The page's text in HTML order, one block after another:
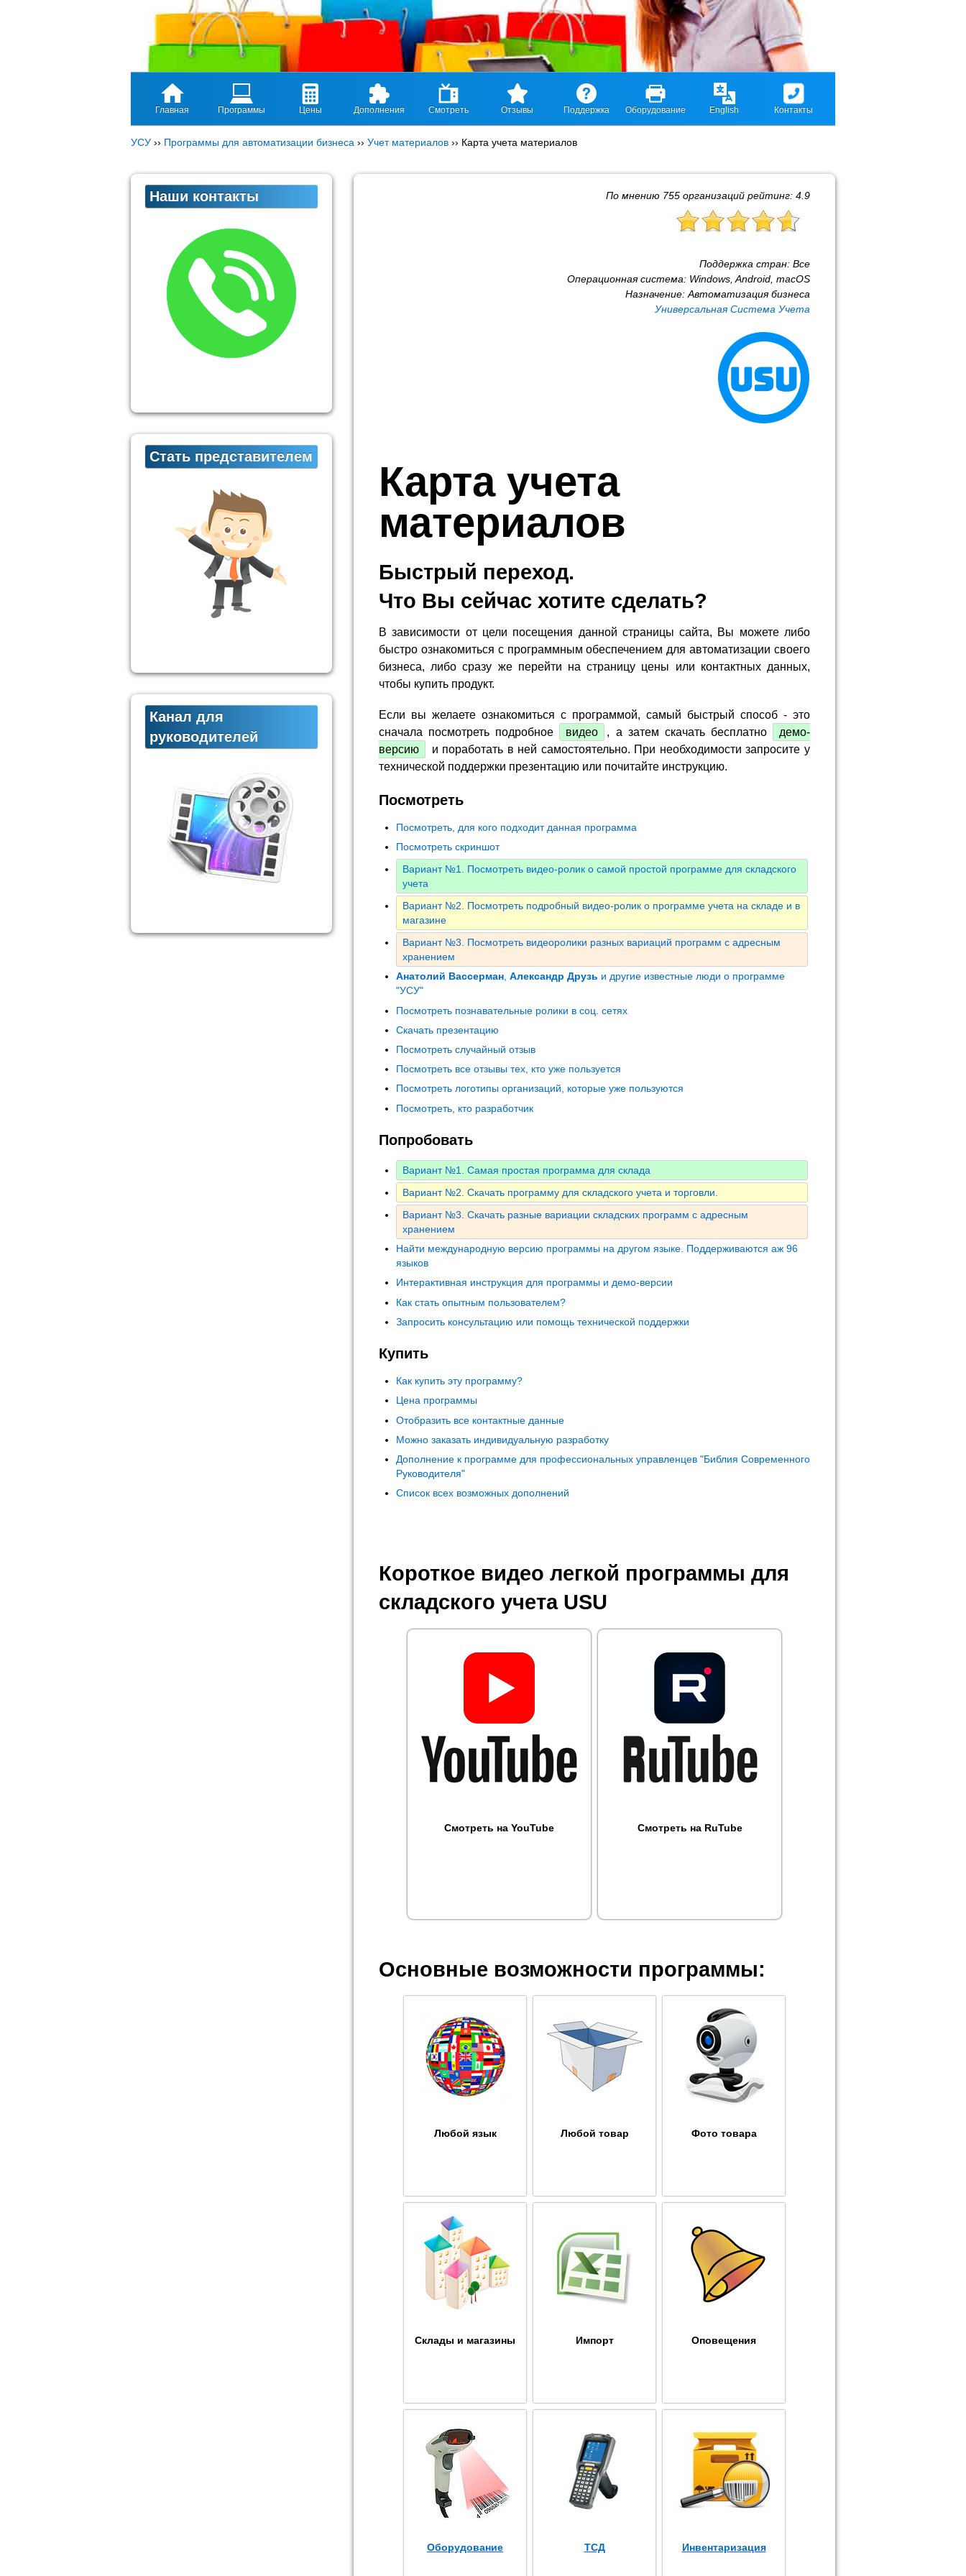
Главная Программы Цены Дополнения Смотреть Отзывы Поддержка Оборудование English Контакты
УСУ ›› Программы для автоматизации бизнеса ›› Учет материалов ›› Карта учета материалов
По мнению 755 организаций рейтинг: 4.9
Поддержка стран: Все
Операционная система: Windows, Android, macOS
Назначение: Автоматизация бизнеса
Универсальная Система Учета
Карта учета
материалов
Быстрый переход.
Что Вы сейчас хотите сделать?
В зависимости от цели посещения данной страницы сайта, Вы можете либо
быстро ознакомиться с программным обеспечением для автоматизации своего
бизнеса, либо сразу же перейти на страницу цены или контактных данных,
чтобы купить продукт.
Если вы желаете ознакомиться с программой, самый быстрый способ - это
сначала посмотреть подробное
видео , а затем скачать бесплатно
демо-
версию
и поработать в ней самостоятельно. При необходимости запросите у
технической поддержки презентацию или почитайте инструкцию.
Посмотреть
Посмотреть, для кого подходит данная программа
Посмотреть скриншот
Вариант №1. Посмотреть видео-ролик о самой простой программе для складского
учета
Вариант №2. Посмотреть подробный видео-ролик о программе учета на складе и в
магазине
Вариант №3. Посмотреть видеоролики разных вариаций программ с адресным
хранением
Анатолий Вассерман, Александр Друзь и другие известные люди о программе
"УСУ"
Посмотреть познавательные ролики в соц. сетях
Скачать презентацию
Посмотреть случайный отзыв
Посмотреть все отзывы тех, кто уже пользуется
Посмотреть логотипы организаций, которые уже пользуются
Посмотреть, кто разработчик
Попробовать
Вариант №1. Самая простая программа для склада
Вариант №2. Скачать программу для складского учета и торговли.
Вариант №3. Скачать разные вариации складских программ с адресным
хранением
Найти международную версию программы на другом языке. Поддерживаются аж 96
языков
Интерактивная инструкция для программы и демо-версии
Как стать опытным пользователем?
Запросить консультацию или помощь технической поддержки
Купить
Как купить эту программу?
Цена программы
Отобразить все контактные данные
Можно заказать индивидуальную разработку
Дополнение к программе для профессиональных управленцев "Библия Современного
Руководителя"
Список всех возможных дополнений
Короткое видео легкой программы для
складского учета USU
Смотреть на YouTube Смотреть на RuTube
Основные возможности программы:
Любой язык Любой товар Фото товара
Склады и магазины Импорт Оповещения
Оборудование ТСД Инвентаризация
Наши контакты
Стать представителем
Канал для
руководителей